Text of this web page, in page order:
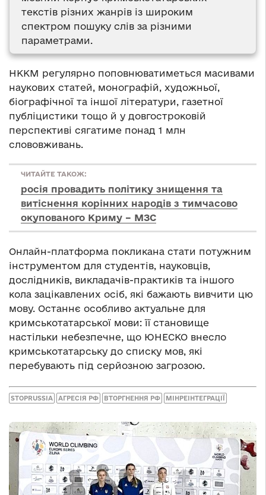
текстів різних жанрів із широким
спектром пошуку слів за різними
параметрами.
НККМ регулярно поповнюватиметься масивами
наукових статей, монографій, художньої,
біографічної та іншої літератури, газетної
публіцистики тощо й у довгостроковій
перспективі сягатиме понад 1 млн
слововживань.
ЧИТАЙТЕ ТАКОЖ:
росія провадить політику знищення та
витіснення корінних народів з тимчасово
окупованого Криму – МЗС
Онлайн-платформа покликана стати потужним
інструментом для студентів, науковців,
дослідників, викладачів-практиків та іншого
кола зацікавлених осіб, які бажають вивчити цю
мову. Останнє особливо актуальне для
кримськотатарської мови: її становище
настільки небезпечне, що ЮНЕСКО внесло
кримськотатарську до списку мов, які
перебувають під серйозною загрозою.
STOPRUSSIA АГРЕСІЯ РФ ВТОРГНЕННЯ РФ МІНРЕІНТЕГРАЦІЇ